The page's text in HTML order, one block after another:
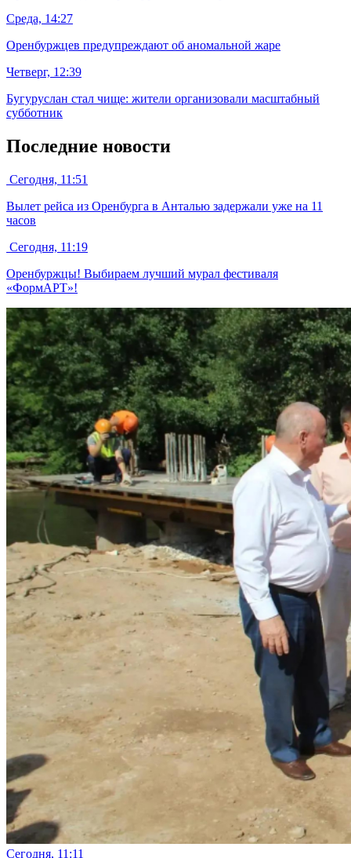
Среда, 14:27
Оренбуржцев предупреждают об аномальной жаре
Четверг, 12:39
Бугуруслан стал чище: жители организовали масштабный
субботник
Последние новости
Сегодня, 11:51
Вылет рейса из Оренбурга в Анталью задержали уже на 11
часов
Сегодня, 11:19
Оренбуржцы! Выбираем лучший мурал фестиваля
«ФормАРТ»!
Сегодня, 11:11